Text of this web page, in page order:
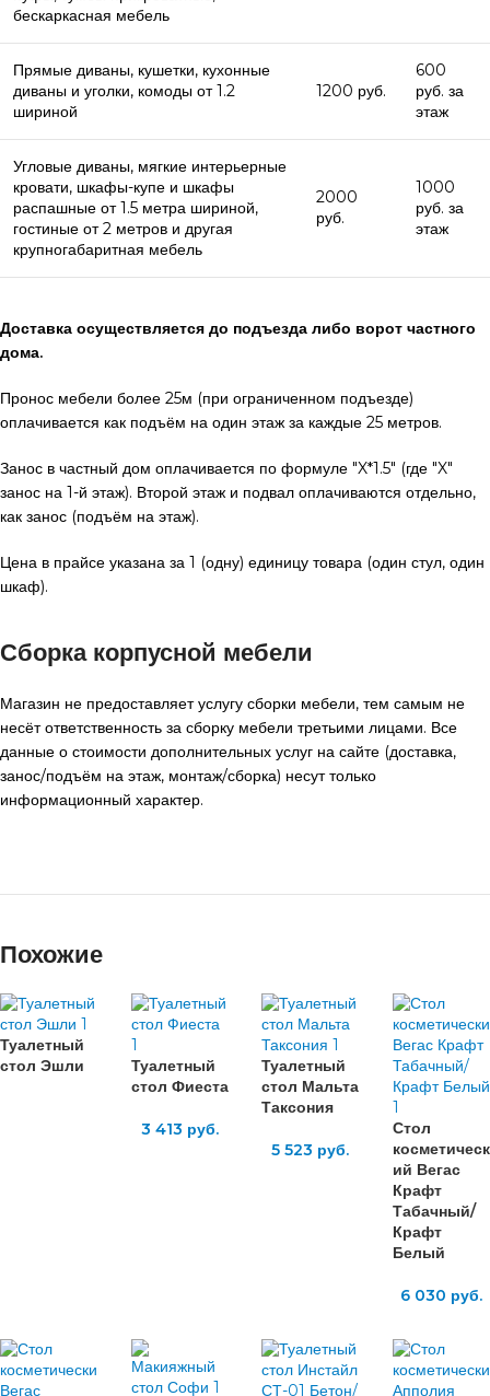
бескаркасная мебель
Прямые диваны, кушетки, кухонные
диваны и уголки, комоды от 1.2
шириной
1200 руб.
600
руб. за
этаж
Угловые диваны, мягкие интерьерные
кровати, шкафы-купе и шкафы
распашные от 1.5 метра шириной,
гостиные от 2 метров и другая
крупногабаритная мебель
2000
руб.
1000
руб. за
этаж
Доставка осуществляется до подъезда либо ворот частного
дома.
Пронос мебели более 25м (при ограниченном подъезде)
оплачивается как подъём на один этаж за каждые 25 метров.
Занос в частный дом оплачивается по формуле "X*1.5" (где "X"
занос на 1-й этаж). Второй этаж и подвал оплачиваются отдельно,
как занос (подъём на этаж).
Цена в прайсе указана за 1 (одну) единицу товара (один стул, один
шкаф).
Сборка корпусной мебели
Магазин не предоставляет услугу сборки мебели, тем самым не
несёт ответственность за сборку мебели третьими лицами. Все
данные о стоимости дополнительных услуг на сайте (доставка,
занос/подъём на этаж, монтаж/сборка) несут только
информационный характер.
Похожие
Туалетный
стол Эшли
Туалетный
стол Фиеста
3 413 руб.
Туалетный
стол Мальта
Таксония
5 523 руб.
Стол
косметическ
ий Вегас
Крафт
Табачный/
Крафт
Белый
6 030 руб.